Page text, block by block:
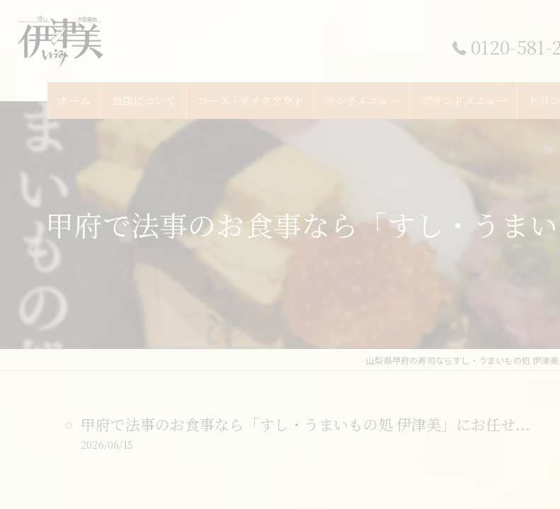
0120-581-
ホーム 当店について コース・テイクアウト ランチメニュー グランドメニュー ドリ
甲府で法事のお食事なら「すし・うま
山梨県甲府の寿司ならすし・うまいもの処 伊津美
甲府で法事のお食事なら「すし・うまいもの処 伊津美」にお任せ...
2026/06/15